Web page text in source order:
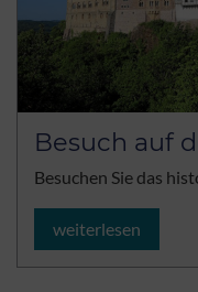
Besuch auf
Besuchen Sie das
weiterlesen